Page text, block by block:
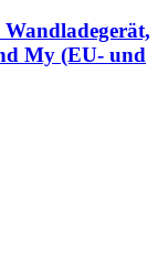
My (EU- und